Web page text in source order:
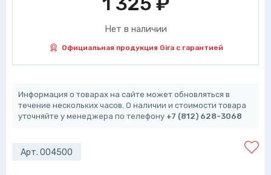
Нет в наличии
Официальная продукция Gira с гарантией
Информация о товарах на сайте может обновляться в
течение нескольких часов. О наличии и стоимости товара
уточняйте у менеджера по телефону +7 (812) 628-3068
Арт. 004500